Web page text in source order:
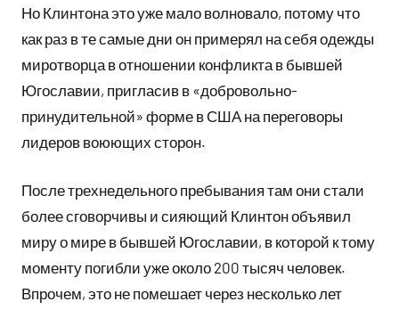
Но Клинтона это уже мало волновало, потому что
как раз в те самые дни он примерял на себя одежды
миротворца в отношении конфликта в бывшей
Югославии, пригласив в «добровольно-
принудительной» форме в США на переговоры
лидеров воюющих сторон.
После трехнедельного пребывания там они стали
более сговорчивы и сияющий Клинтон объявил
миру о мире в бывшей Югославии, в которой к тому
моменту погибли уже около 200 тысяч человек.
Впрочем, это не помешает через несколько лет